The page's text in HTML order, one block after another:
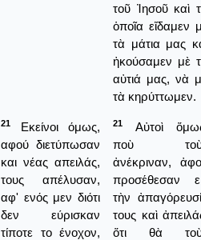
τοῦ Ἰησοῦ καὶ
ὁποῖα εἴδαμεν
τὰ μάτια μας
ἠκούσαμεν μὲ
αὐτιά μας, νὰ
τὰ κηρύττωμεν.
21
Εκείνοι όμως,
αφού διετύπωσαν
και νέας απειλάς,
τους απέλυσαν,
αφ' ενός μεν διότι
δεν εύρισκαν
τίποτε το ένοχον,
21
Αὐτοὶ
ποὺ
ἀνέκριναν,
προσέθεσαν
τὴν
τους καὶ
ὅτι θὰ